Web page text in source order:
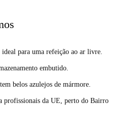
opção para profissionais. Um pouco
como Footlocker, Bershka e H & M.
para uma refeição ao ar livre.
embutido.
belos azulejos de mármore.
profissionais da UE, perto do Bairro